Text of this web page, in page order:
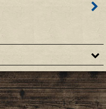
応 カスタムパーツ
対応 カスタムパーツ